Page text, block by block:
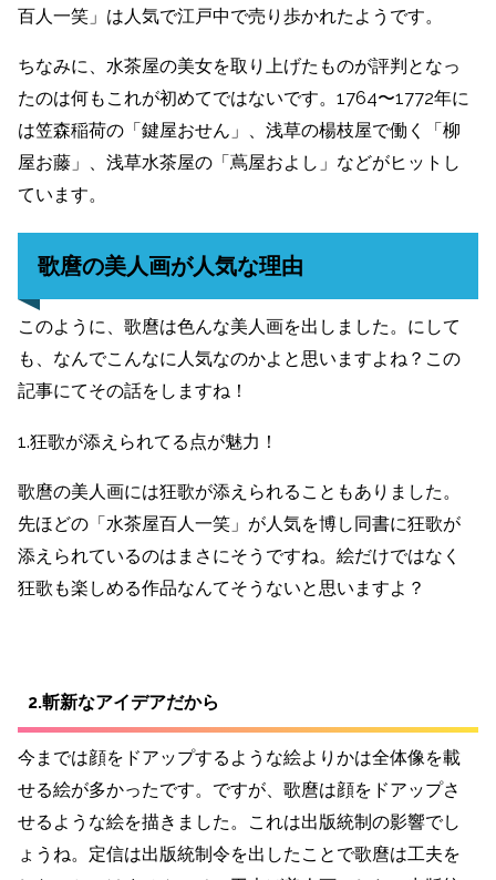
百人一笑」は人気で江戸中で売り歩かれたようです。
ちなみに、水茶屋の美女を取り上げたものが評判となっ
たのは何もこれが初めてではないです。1764〜1772年に
は笠森稲荷の「鍵屋おせん」、浅草の楊枝屋で働く「柳
屋お藤」、浅草水茶屋の「蔦屋およし」などがヒットし
ています。
歌麿の美人画が人気な理由
このように、歌麿は色んな美人画を出しました。にして
も、なんでこんなに人気なのかよと思いますよね？この
記事にてその話をしますね！
1.狂歌が添えられてる点が魅力！
歌麿の美人画には狂歌が添えられることもありました。
先ほどの「水茶屋百人一笑」が人気を博し同書に狂歌が
添えられているのはまさにそうですね。絵だけではなく
狂歌も楽しめる作品なんてそうないと思いますよ？
2.斬新なアイデアだから
今までは顔をドアップするような絵よりかは全体像を載
せる絵が多かったです。ですが、歌麿は顔をドアップさ
せるような絵を描きました。これは出版統制の影響でし
ょうね。定信は出版統制令を出したことで歌麿は工夫を